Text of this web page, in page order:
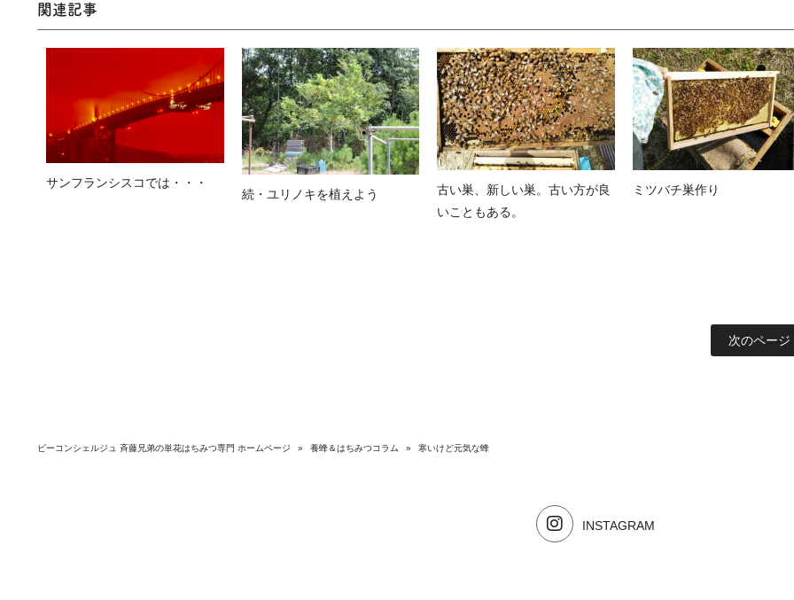
関連記事
サンフランシスコでは・・・
続・ユリノキを植えよう
古い巣、新しい巣。古い方が良
いこともある。
ミツバチ巣作り
次のページ
ビーコンシェルジュ 斉藤兄弟の単花はちみつ専門 ホームページ » 養蜂＆はちみつコラム » 寒いけど元気な蜂
INSTAGRAM